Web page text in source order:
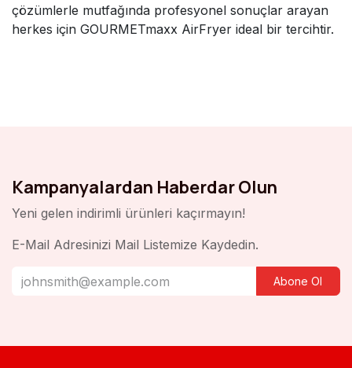
çözümlerle mutfağında profesyonel sonuçlar arayan
herkes için GOURMETmaxx AirFryer ideal bir tercihtir.
Kampanyalardan Haberdar Olun
Yeni gelen indirimli ürünleri kaçırmayın!
E-Mail Adresinizi Mail Listemize Kaydedin.
Abone Ol